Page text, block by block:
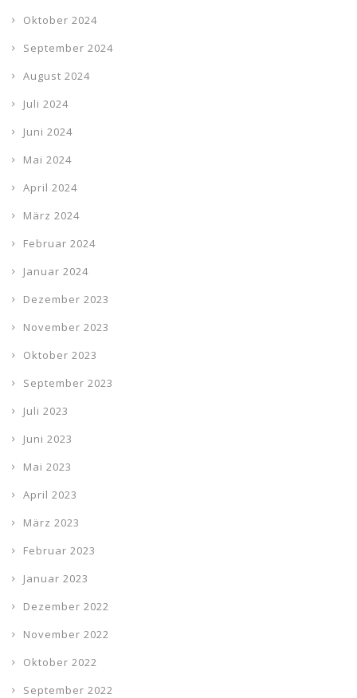
Oktober 2024
September 2024
August 2024
Juli 2024
Juni 2024
Mai 2024
April 2024
März 2024
Februar 2024
Januar 2024
Dezember 2023
November 2023
Oktober 2023
September 2023
Juli 2023
Juni 2023
Mai 2023
April 2023
März 2023
Februar 2023
Januar 2023
Dezember 2022
November 2022
Oktober 2022
September 2022